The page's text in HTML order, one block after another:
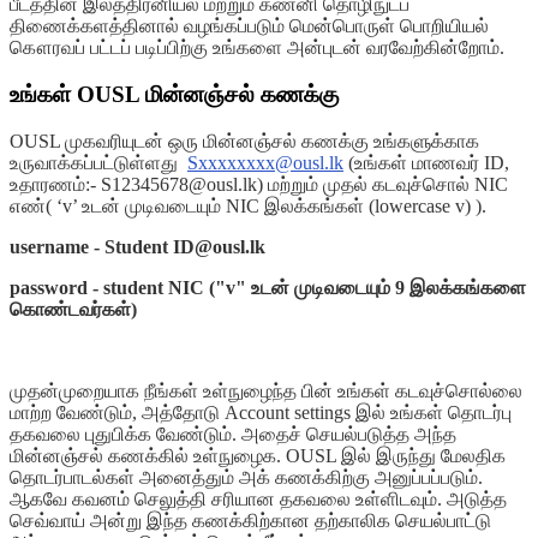
பீடத்தின் இலத்திரனியல் மற்றும் கணனி தொழிநுட்ப
திணைக்களத்தினால் வழங்கப்படும் மென்பொருள் பொறியியல்
கௌரவப் பட்டப் படிப்பிற்கு உங்களை அன்புடன் வரவேற்கின்றோம்.
உங்கள் OUSL மின்னஞ்சல் கணக்கு
OUSL முகவரியுடன் ஒரு மின்னஞ்சல் கணக்கு உங்களுக்காக
உருவாக்கப்பட்டுள்ளது Sxxxxxxxx@ousl.lk (உங்கள் மாணவர் ID,
உதாரணம்:- S12345678@ousl.lk) மற்றும் முதல் கடவுச்சொல் NIC
எண்( ‘v’ உடன் முடிவடையும் NIC இலக்கங்கள் (lowercase v) ).
username - Student ID@ousl.lk
password - student NIC ("v" உடன் முடிவடையும் 9 இலக்கங்களை
கொண்டவர்கள்)
முதன்முறையாக நீங்கள் உள்நுழைந்த பின் உங்கள் கடவுச்சொல்லை
மாற்ற வேண்டும், அத்தோடு Account settings இல் உங்கள் தொடர்பு
தகவலை புதுபிக்க வேண்டும். அதைச் செயல்படுத்த அந்த
மின்னஞ்சல் கணக்கில் உள்நுழைக. OUSL இல் இருந்து மேலதிக
தொடர்பாடல்கள் அனைத்தும் அக் கணக்கிற்கு அனுப்பப்படும்.
ஆகவே கவனம் செலுத்தி சரியான தகவலை உள்ளிடவும். அடுத்த
செவ்வாய் அன்று இந்த கணக்கிற்கான தற்காலிக செயல்பாட்டு